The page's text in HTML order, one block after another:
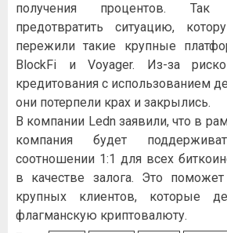
получения процентов.
предотвратить ситуацию,
пережили такие крупные
BlockFi и Voyager. Из-за
кредитования с использованием
они потерпели крах и закрылись.
В компании Ledn заявили, что в
компания будет
соотношении 1:1 для всех
в качестве залога. Это
крупных клиентов, которые
флагманскую криптовалюту.